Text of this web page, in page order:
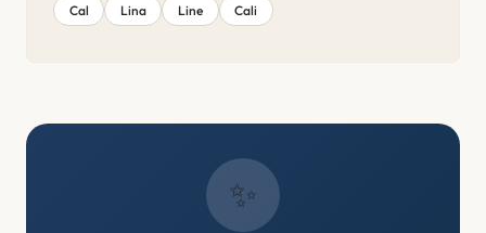
Cal Lina Line Cali
✨